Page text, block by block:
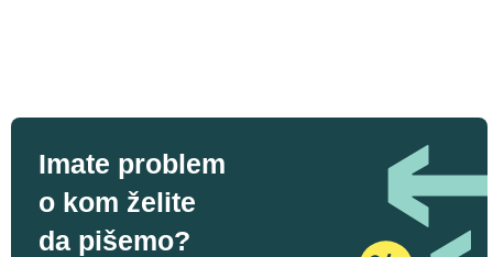
Imate problem
o kom želite
da pišemo?